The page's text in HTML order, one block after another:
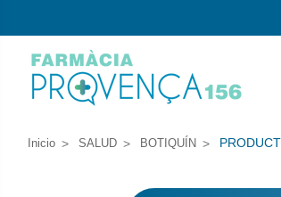
Inicio SALUD BOTIQUÍN